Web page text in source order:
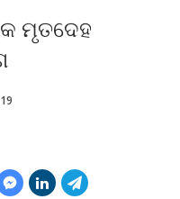
ମୃତଦେହ